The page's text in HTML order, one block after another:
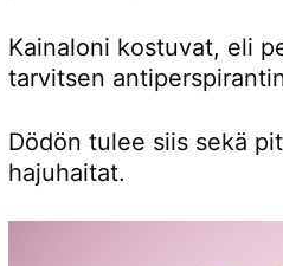
Kainaloni kostuvat, eli
tarvitsen
Dödön tulee siis sekä
hajuhaitat.